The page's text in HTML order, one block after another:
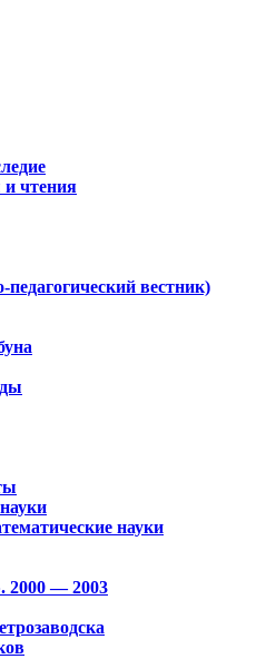
чтения
вестник)
науки
2000 — 2003